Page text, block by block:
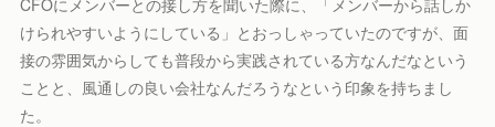
けられやすいようにしている」とおっしゃっていたのですが、面
接の雰囲気からしても普段から実践されている方なんだなという
ことと、風通しの良い会社なんだろうなという印象を持ちまし
た。